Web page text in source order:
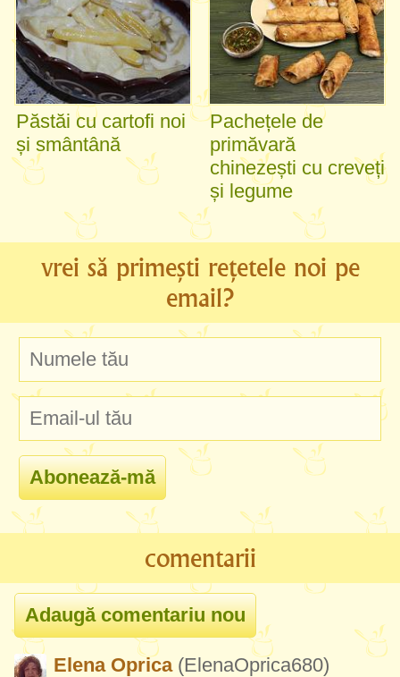
Păstăi cu cartofi noi
și smântână
Pachețele de
primăvară
chinezești cu creveți
și legume
vrei să primești rețetele noi pe
email?
comentarii
Elena Oprica (ElenaOprica680)